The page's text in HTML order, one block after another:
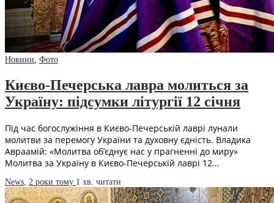
Новини, Фото
Києво-Печерська лавра молиться за
Україну: підсумки літургії 12 січня
Під час богослужіння в Києво-Печерській лаврі лунали
молитви за перемогу України та духовну єдність. Владика
Авраамій: «Молитва об’єднує нас у прагненні до миру»
Молитва за Україну в Києво-Печерській лаврі 12…
News 2 роки тому 1 хв. читати